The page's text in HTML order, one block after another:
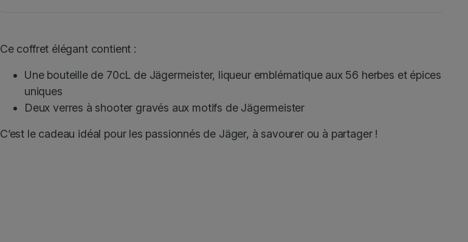
i
t
r
Ce coffret élégant contient :
Une bouteille de 70cL de Jägermeister, liqueur emblématique aux 56 herbes et épices
uniques
Deux verres à shooter gravés aux motifs de Jägermeister
C’est le cadeau idéal pour les passionnés de Jäger, à savourer ou à partager !